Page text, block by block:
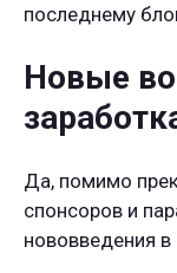
последнему
Новые
Да, помимо
спонсоров и
нововведения в